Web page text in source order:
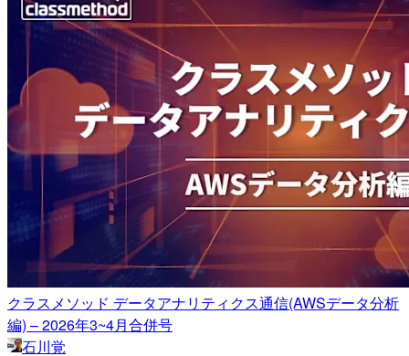
クラスメソッド データアナリティクス通信(AWSデータ分析
編) – 2026年3~4月合併号
石川覚